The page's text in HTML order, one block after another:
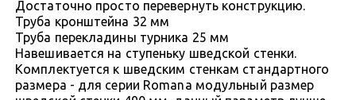
Достаточно просто перевернуть конструкцию.
Труба кронштейна 32 мм
Труба перекладины турника 25 мм
Навешивается на ступеньку шведской стенки.
Комплектуется к шведским стенкам стандартного
размера - для серии Romana модульный размер